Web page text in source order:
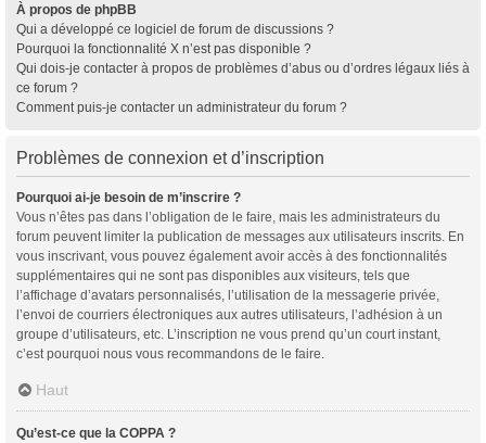
À propos de phpBB
Qui a développé ce logiciel de forum de discussions ?
Pourquoi la fonctionnalité X n’est pas disponible ?
Qui dois-je contacter à propos de problèmes d’abus ou d’ordres légaux liés à
ce forum ?
Comment puis-je contacter un administrateur du forum ?
Problèmes de connexion et d’inscription
Pourquoi ai-je besoin de m’inscrire ?
Vous n’êtes pas dans l’obligation de le faire, mais les administrateurs du
forum peuvent limiter la publication de messages aux utilisateurs inscrits. En
vous inscrivant, vous pouvez également avoir accès à des fonctionnalités
supplémentaires qui ne sont pas disponibles aux visiteurs, tels que
l’affichage d’avatars personnalisés, l’utilisation de la messagerie privée,
l’envoi de courriers électroniques aux autres utilisateurs, l’adhésion à un
groupe d’utilisateurs, etc. L’inscription ne vous prend qu’un court instant,
c’est pourquoi nous vous recommandons de le faire.
Haut
Qu’est-ce que la COPPA ?